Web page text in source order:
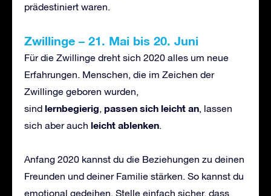
prädestiniert waren.
Zwillinge – 21. Mai bis 20. Juni
Für die Zwillinge dreht sich 2020 alles um neue
Erfahrungen. Menschen, die im Zeichen der
Zwillinge geboren wurden,
sind lernbegierig, passen sich leicht an, lassen
sich aber auch leicht ablenken.
Anfang 2020 kannst du die Beziehungen zu deinen
Freunden und deiner Familie stärken. So kannst du
emotional gedeihen. Stelle einfach sicher, dass